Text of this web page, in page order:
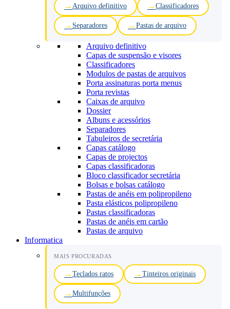
Arquivo definitivo Classificadores
Separadores Pastas de arquivo
Arquivo definitivo
Capas de suspensão e visores
Classificadores
Modulos de pastas de arquivos
Porta assinaturas porta menus
Porta revistas
Caixas de arquivo
Dossier
Albuns e acessórios
Separadores
Tabuleiros de secretária
Capas catálogo
Capas de projectos
Capas classificadoras
Bloco classificador secretária
Bolsas e bolsas catálogo
Pastas de anéis em polipropileno
Pasta elásticos polipropileno
Pastas classificadoras
Pastas de anéis em cartão
Pastas de arquivo
Informatica
MAIS PROCURADAS
Teclados ratos Tinteiros originais
Multifunções